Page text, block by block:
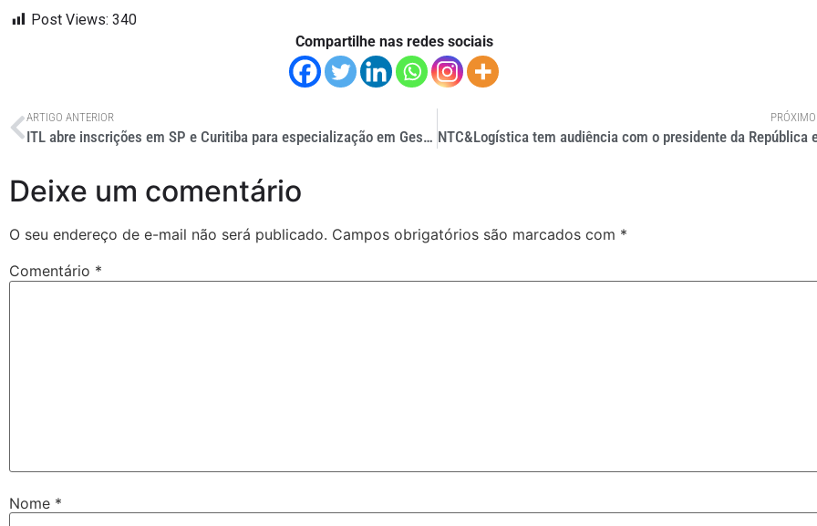
Post Views: 340
Compartilhe nas redes sociais
ARTIGO ANTERIOR
ITL abre inscrições em SP e Curitiba para especialização em Gestão de Negócios
Deixe um comentário
O seu endereço de e-mail não será publicado. Campos obrigatórios são marcados com *
Comentário *
Nome *